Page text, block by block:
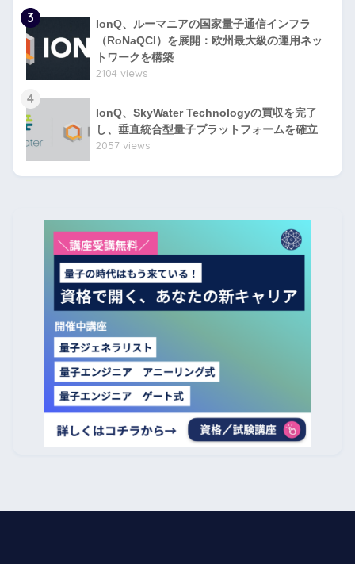
3
IonQ、ルーマニアの国家量子通信インフラ
（RoNaQCI）を展開：欧州最大級の運用ネッ
トワークを構築
2104 views
4
IonQ、SkyWater Technologyの買収を完了
し、垂直統合型量子プラットフォームを確立
2057 views